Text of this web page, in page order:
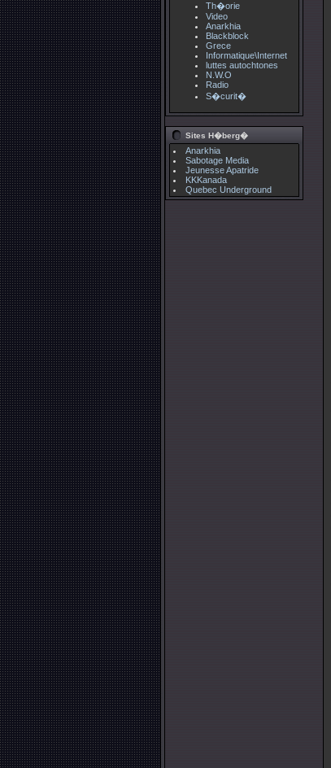
Th�orie
Video
Anarkhia
Blackblock
Grece
Informatique\Internet
luttes autochtones
N.W.O
Radio
S�curit�
Sites H�berg�
Anarkhia
Sabotage Media
Jeunesse Apatride
KKKanada
Quebec Underground